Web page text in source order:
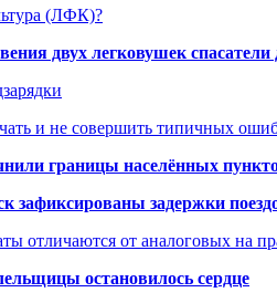
(ЛФК)?
двух легковушек
и не совершить типичных
границы населённых
зафиксированы задержки
отличаются от аналоговых на
остановилось сердце